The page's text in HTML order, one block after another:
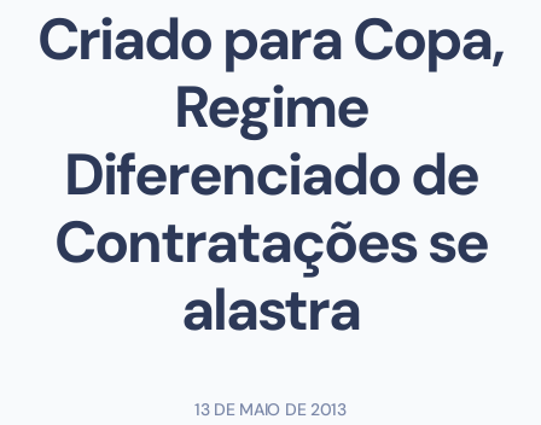
Criado para Copa,
Regime
Diferenciado de
Contratações se
alastra
13 DE MAIO DE 2013